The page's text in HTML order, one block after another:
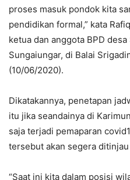
proses masuk pondok kita
pendidikan formal,” kata
ketua dan anggota BPD
Sungaiungar, di Balai
(10/06/2020).
Dikatakannya, penetapan
itu jika seandainya di
saja terjadi pemaparan
tersebut akan segera
“Saat ini kita dalam posisi